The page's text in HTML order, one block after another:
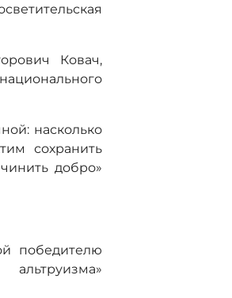
Ковач,
насколько
сохранить
добро»
победителю